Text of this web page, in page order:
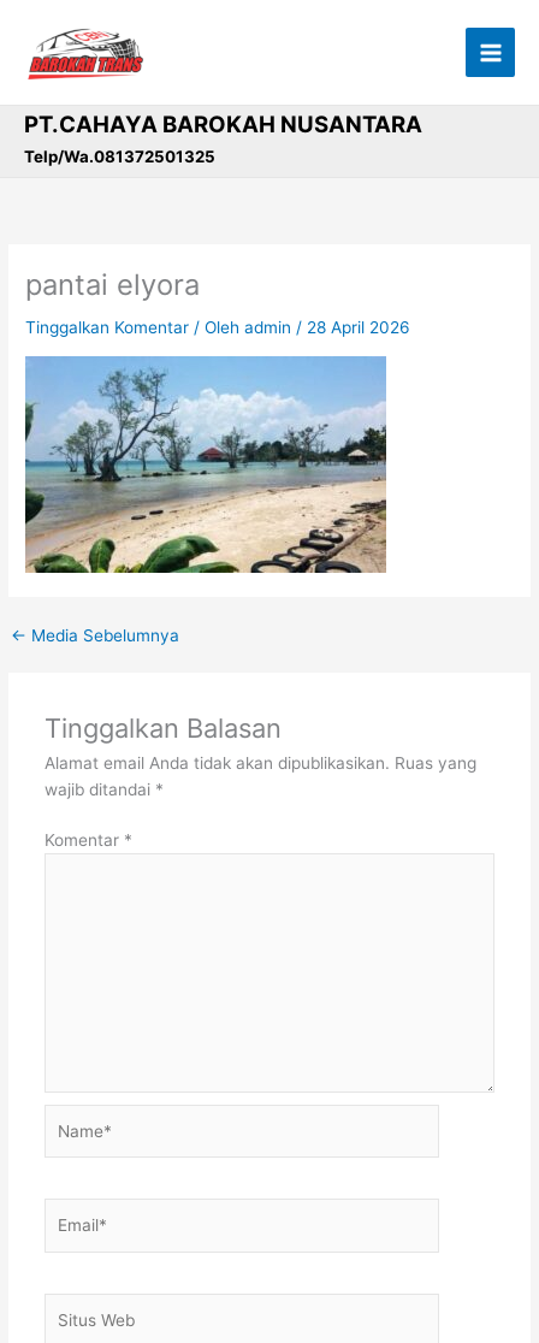
konten
PT.CAHAYA BAROKAH NUSANTARA
Telp/Wa.081372501325
pantai elyora
Tinggalkan Komentar / Olehadmin / 28 April 2026
← Media Sebelumnya
Tinggalkan Balasan
Alamat email Anda tidak akan dipublikasikan. Ruas yang
wajib ditandai *
Komentar *
Web